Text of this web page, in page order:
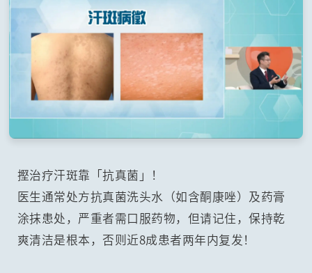
摼治疗汗斑靠「抗真菌」！
医生通常处方抗真菌洗头水（如含酮康唑）及药膏
涂抹患处，严重者需口服药物，但请记住，保持乾
爽清洁是根本，否则近8成患者两年内复发！